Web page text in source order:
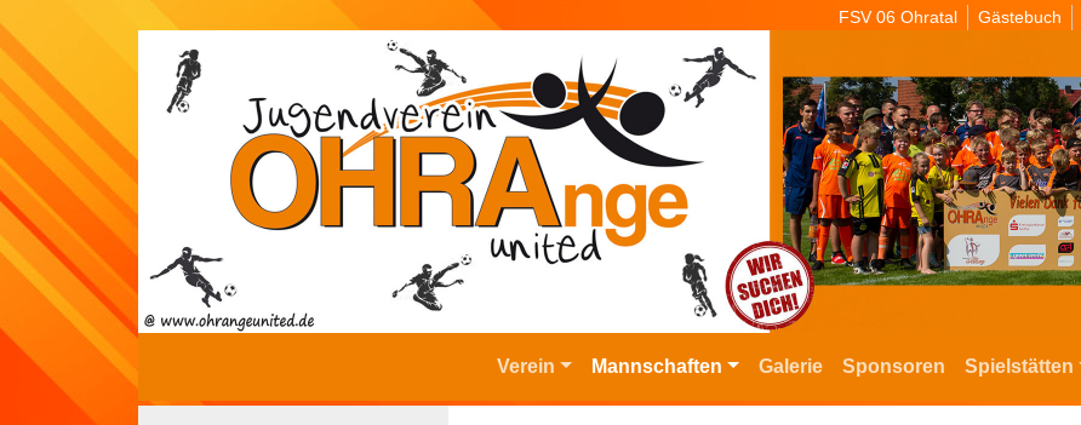
FSV 06 Ohratal Gästebuch
Verein Mannschaften Galerie Sponsoren Spielstätten